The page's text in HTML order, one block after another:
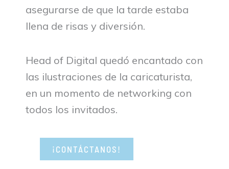
asegurarse de que la tarde estaba
llena de risas y diversión.
Head of Digital quedó encantado con
las ilustraciones de la caricaturista,
en un momento de networking con
todos los invitados.
¡CONTÁCTANOS!